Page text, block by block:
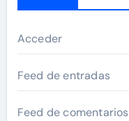
Acceder
Feed de entradas
Feed de comentarios